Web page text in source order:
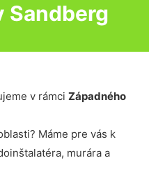
Sandberg
v rámci Západného
Máme pre vás k
murára a